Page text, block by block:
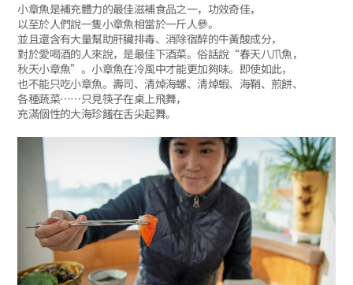
小章魚是補充體力的最佳滋補食品之一，功效奇佳，
以至於人們說一隻小章魚相當於一斤人參。
並且還含有大量幫助肝臟排毒、消除宿醉的牛黃酸成分，
對於愛喝酒的人來說，是最佳下酒菜。俗話說“春天八爪魚，
秋天小章魚”。小章魚在冷風中才能更加夠味。即使如此，
也不能只吃小章魚。壽司、清焯海螺、清焯蝦、海鞘、煎餅、
各種蔬菜……只見筷子在桌上飛舞，
充滿個性的大海珍饈在舌尖起舞。